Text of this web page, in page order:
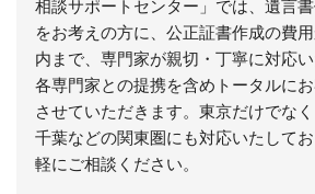
相談サポートセンター」では、遺言
をお考えの方に、公正証書作成の費
内まで、専門家が親切・丁寧に対応い
各専門家との提携を含めトータルに
させていただきます。東京だけでなく
千葉などの関東圏にも対応いたして
軽にご相談ください。